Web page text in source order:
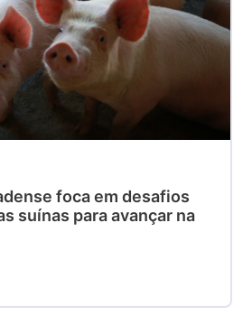
foca em desafios
suínas para avançar na